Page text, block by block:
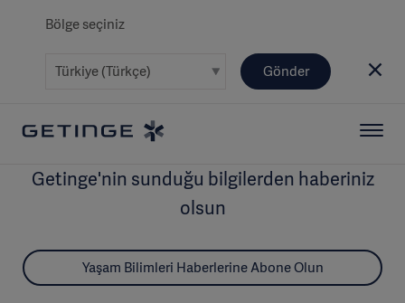
Bölge seçiniz
Gönder
Getinge'nin sunduğu bilgilerden haberiniz
olsun
Yaşam Bilimleri Haberlerine Abone Olun